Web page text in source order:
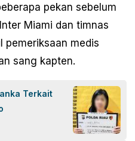
pekan sebelum
Miami dan timnas
pemeriksaan medis
sang kapten.
Terkait